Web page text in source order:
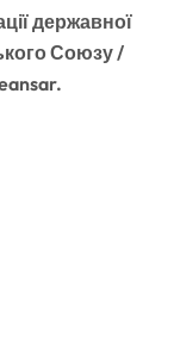
державної
Союзу /
.